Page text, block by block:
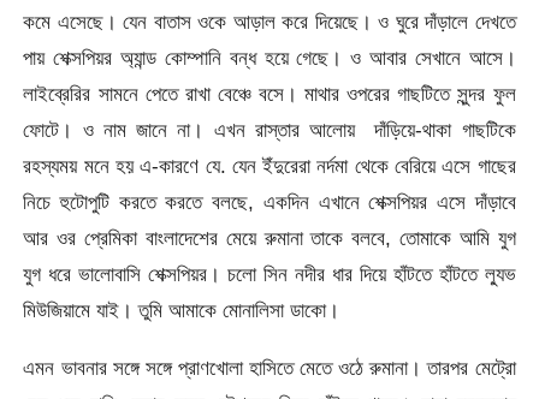
কমে এসেছে। যেন বাতাস ওকে আড়াল করে দিয়েছে। ও ঘুরে দাঁড়ালে দেখতে
পায় শেক্সপিয়র অ্যান্ড কোম্পানি বন্ধ হয়ে গেছে। ও আবার সেখানে আসে।
লাইব্রেরির সামনে পেতে রাখা বেঞ্চে বসে। মাথার ওপরের গাছটিতে সুন্দর ফুল
ফোটে। ও নাম জানে না। এখন রাস্তার আলোয় দাঁড়িয়ে-থাকা গাছটিকে
রহস্যময় মনে হয় এ-কারণে যে. যেন ইঁদুরেরা নর্দমা থেকে বেরিয়ে এসে গাছের
নিচে হুটোপুটি করতে করতে বলছে, একদিন এখানে শেক্সপিয়র এসে দাঁড়াবে
আর ওর প্রেমিকা বাংলাদেশের মেয়ে রুমানা তাকে বলবে, তোমাকে আমি যুগ
যুগ ধরে ভালোবাসি শেক্সপিয়র। চলো সিন নদীর ধার দিয়ে হাঁটতে হাঁটতে ল্যুভ
মিউজিয়ামে যাই। তুমি আমাকে মোনালিসা ডাকো।
এমন ভাবনার সঙ্গে সঙ্গে প্রাণখোলা হাসিতে মেতে ওঠে রুমানা। তারপর মেট্রো